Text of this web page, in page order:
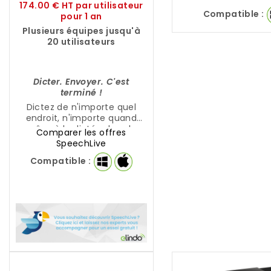
174.00 € HT par utilisateur
pour 1 an
Plusieurs équipes jusqu'à
20 utilisateurs
Dicter. Envoyer. C'est
terminé !
Dictez de n'importe quel
endroit, n'importe quand
grâce à la dictée dans le
Cloud de PHILIPS !
Comparer les offres
SpeechLive
Compatible :
pour un gain de
de
Compatible :